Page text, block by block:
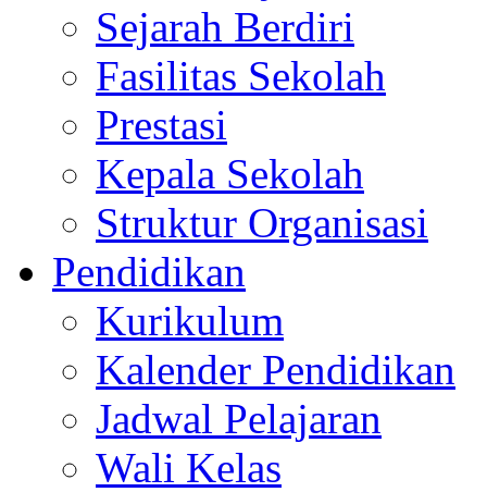
Sejarah Berdiri
Fasilitas Sekolah
Prestasi
Kepala Sekolah
Struktur Organisasi
Pendidikan
Kurikulum
Kalender Pendidikan
Jadwal Pelajaran
Wali Kelas